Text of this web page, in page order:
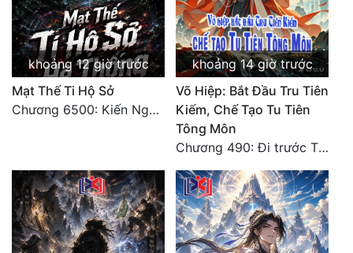
khoảng 12 giờ trước
Mạt Thế Ti Hộ Sở
Chương 6500: Kiến Nghị Của Vân Lục
khoảng 14 giờ trước
Võ Hiệp: Bắt Đầu Tru Tiên
Kiếm, Chế Tạo Tu Tiên
Tông Môn
Chương 490: Đi trước Thương trường Địa Hạ, thắng lợi trở về.